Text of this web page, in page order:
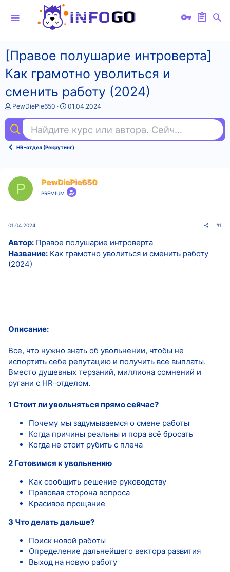
[Правое полушарие интроверта]
Как грамотно уволиться и
сменить работу (2024)
А
т
о
т
PewDiePie650
Д
а
н
а
а
01.04.2024
Найдите курс или автора. Сейчас ищут
HR-отдел (Рекрутинг)
P PewDiePie650
PREMIUM
01.04.2024 #1
Автор: Правое полушарие интроверта
Название: Как грамотно уволиться и сменить работу
(2024)
Описание:
Все, что нужно знать об увольнении, чтобы не
испортить себе репутацию и получить все выплаты.
Вместо душевных терзаний, миллиона сомнений и
ругани с HR-отделом.
1 Стоит ли увольняться прямо сейчас?
Почему мы задумываемся о смене работы
Когда причины реальны и пора всё бросать
Когда не стоит рубить с плеча
2 Готовимся к увольнению
Как сообщить решение руководству
Правовая сторона вопроса
Красивое прощание
3 Что делать дальше?
Поиск новой работы
Определение дальнейшего вектора развития
Выход на новую работу